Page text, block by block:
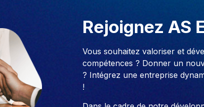
Rejoignez AS
Vous souhaitez valoriser et
compétences ? Donner un
? Intégrez une entreprise
!